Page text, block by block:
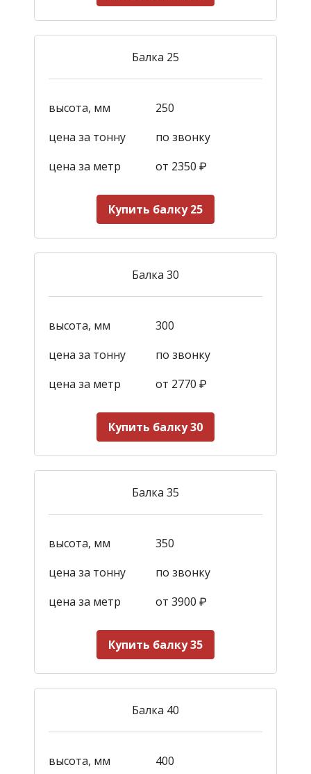
Балка 25
высота, мм
250
цена за тонну
по звонку
цена за метр
от 2350 ₽
Купить балку 25
Балка 30
высота, мм
300
цена за тонну
по звонку
цена за метр
от 2770 ₽
Купить балку 30
Балка 35
высота, мм
350
цена за тонну
по звонку
цена за метр
от 3900 ₽
Купить балку 35
Балка 40
высота, мм 400